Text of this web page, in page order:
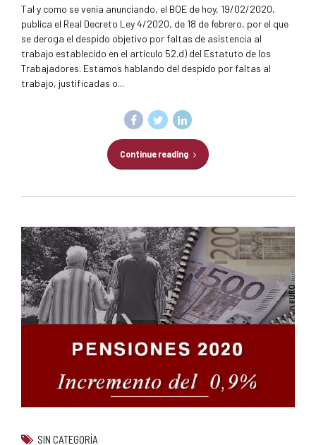
Tal y como se venía anunciando, el BOE de hoy, 19/02/2020,
publica el Real Decreto Ley 4/2020, de 18 de febrero, por el que
se deroga el despido objetivo por faltas de asistencia al
trabajo establecido en el artículo 52.d) del Estatuto de los
Trabajadores. Estamos hablando del despido por faltas al
trabajo, justificadas o...
Continue reading
SIN CATEGORÍA